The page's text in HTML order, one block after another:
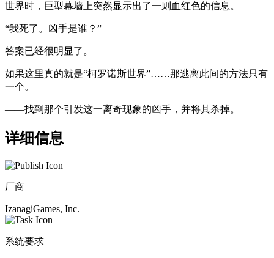
世界时，巨型幕墙上突然显示出了一则血红色的信息。
“我死了。凶手是谁？”
答案已经很明显了。
如果这里真的就是“柯罗诺斯世界”……那逃离此间的方法只有
一个。
——找到那个引发这一离奇现象的凶手，并将其杀掉。
详细信息
厂商
IzanagiGames, Inc.
系统要求